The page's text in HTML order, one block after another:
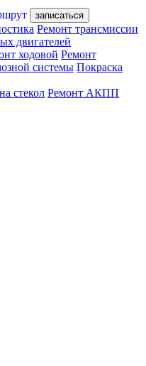
записаться
Ремонт трансмиссии
двигателей
ходовой Ремонт
системы Покраска
стекол Ремонт АКПП